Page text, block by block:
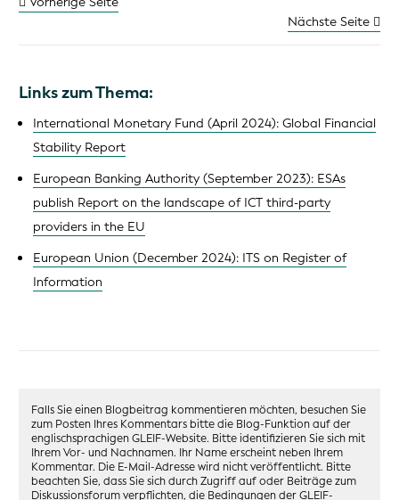
Nächste Seite
Links zum Thema:
International Monetary Fund (April 2024): Global Financial
Stability Report
European Banking Authority (September 2023): ESAs
publish Report on the landscape of ICT third-party
providers in the EU
European Union (December 2024): ITS on Register of
Information
Falls Sie einen Blogbeitrag kommentieren möchten, besuchen Sie
zum Posten Ihres Kommentars bitte die Blog-Funktion auf der
englischsprachigen GLEIF-Website. Bitte identifizieren Sie sich mit
Ihrem Vor- und Nachnamen. Ihr Name erscheint neben Ihrem
Kommentar. Die E-Mail-Adresse wird nicht veröffentlicht. Bitte
beachten Sie, dass Sie sich durch Zugriff auf oder Beiträge zum
Diskussionsforum verpflichten, die Bedingungen derGLEIF-